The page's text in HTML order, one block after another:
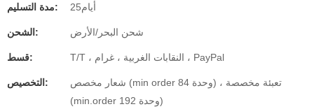
مدة التسليم: أيام25
الشحن: شحن البحر/الأرض
قسط: T/T ، النقابات الغربية ، غرام ، PayPal
التخصيص:
شعار مخصص (min order 84 وحدة) ، تعبئة مخصصة
(min.order 192 وحدة)